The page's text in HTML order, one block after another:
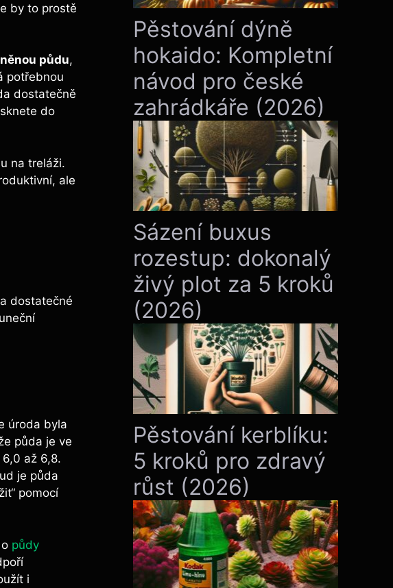
by to prostě
půdu,
potřebnou
dostatečně
do
na treláži.
ale
dostatečné
úroda byla
půda je ve
až 6,8.
je půda
pomocí
půdy
i
Pěstování dýně
hokaido: Kompletní
návod pro české
zahrádkáře (2026)
Sázení buxus
rozestup: dokonalý
živý plot za 5 kroků
(2026)
Pěstování kerblíku:
5 kroků pro zdravý
růst (2026)